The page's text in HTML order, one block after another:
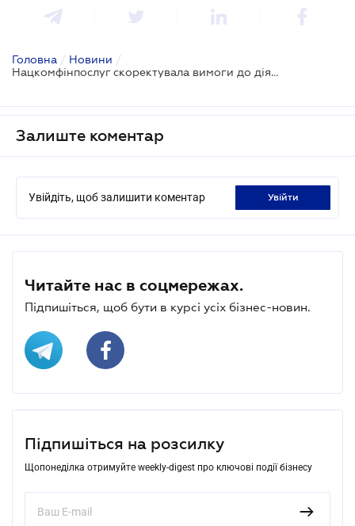
Головна / Новини /
Нацкомфінпослуг скоректувала вимоги до діяльності страховиків
Залиште коментар
Увійдіть, щоб залишити коментар увійти
Читайте нас в соцмережах.
Підпишіться, щоб бути в курсі усіх бізнес-новин.
Підпишіться на розсилку
Щопонеділка отримуйте weekly-digest про ключові події бізнесу